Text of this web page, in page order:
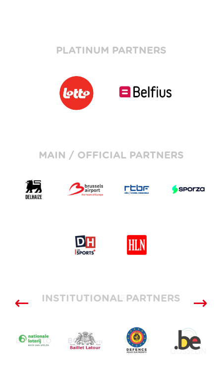
PLATINUM PARTNERS
MAIN / OFFICIAL PARTNERS
SUPPLIERS
INSTITUTIONAL PARTNERS